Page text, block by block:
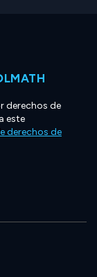
derechos de
este
derechos de